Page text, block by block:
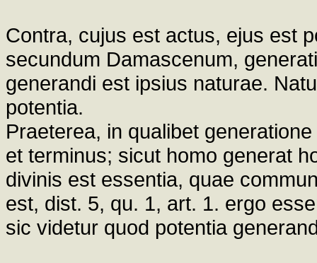
Contra, cujus est actus, ejus est
secundum Damascenum,
generandi est ipsius naturae.
potentia.
Praeterea, in qualibet
et terminus; sicut homo generat
divinis est essentia, quae
est, dist. 5, qu. 1, art. 1. ergo
sic videtur quod potentia